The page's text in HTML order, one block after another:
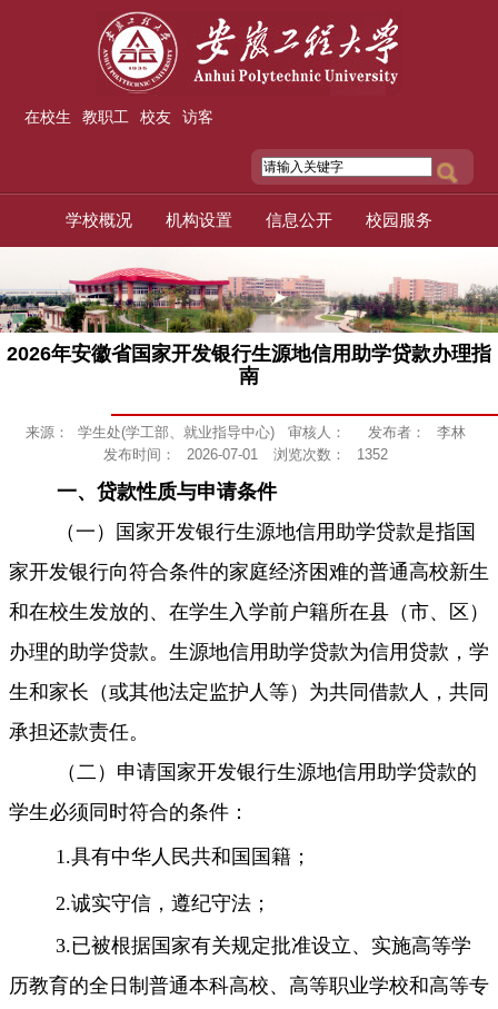
在校生 教职工 校友 访客
学校概况 机构设置 信息公开 校园服务
2026年安徽省国家开发银行生源地信用助学贷款办理指
南
来源： 学生处(学工部、就业指导中心) 审核人： 发布者：
李林
发布时间：
2026-07-01 浏览次数： 1352
一、贷款性质与申请条件
（一）国家开发银行生源地信用助学贷款是指国
家开发银行向符合条件的家庭经济困难的普通高校新生
和在校生发放的、在学生入学前户籍所在县（市、区）
办理的助学贷款。生源地信用助学贷款为信用贷款，学
生和家长（或其他法定监护人等）为共同借款人，共同
承担还款责任。
（二） 申请国家开发银行生源地信用助学贷款的
学生必须同时符合的条件：
1.具有中华人民共和国国籍；
2.诚实守信，遵纪守法 ；
3.已被根据国家有关规定批准设立、实施高等学
历教育的全日制普通本科高校、高等职业学校和高等专